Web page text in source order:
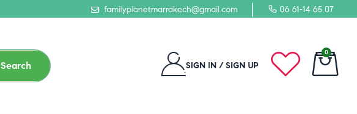
familyplanetmarrakech@gmail.com 06 61-14 65 07
Search SIGN IN / SIGN UP
0